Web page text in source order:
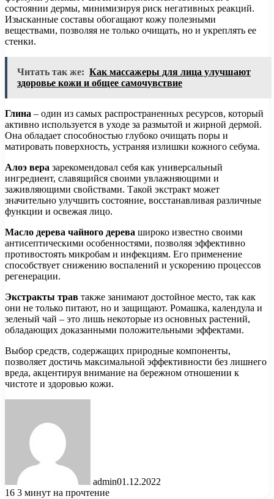
состоянии дермы, минимизируя риск негативных реакций.
Изысканные составы обогащают кожу полезными
веществами, позволяя не только очищать, но и укреплять ее
стенки.
Читать так же: Как массажеры для лица улучшают
здоровье кожи и общее самочувствие
Глина – один из самых распространенных ресурсов, который
активно используется в уходе за размытой и жирной дермой.
Она обладает способностью глубоко очищать поры и
матировать поверхность, устраняя излишки кожного себума.
Алоэ вера зарекомендовал себя как универсальный
ингредиент, славящийся своими увлажняющими и
заживляющими свойствами. Такой экстракт может
значительно улучшить состояние, восстанавливая различные
функции и освежая лицо.
Масло дерева чайного дерева широко известно своими
антисептическими особенностями, позволяя эффективно
противостоять микробам и инфекциям. Его применение
способствует снижению воспалений и ускорению процессов
регенерации.
Экстракты трав также занимают достойное место, так как
они не только питают, но и защищают. Ромашка, календула и
зеленый чай – это лишь некоторые из основных растений,
обладающих доказанными положительными эффектами.
Выбор средств, содержащих природные компоненты,
позволяет достичь максимальной эффективности без лишнего
вреда, акцентируя внимание на бережном отношении к
чистоте и здоровью кожи.
admin01.12.2022
16 3 минут на прочтение